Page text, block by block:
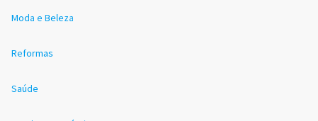
Moda e Beleza
Reformas
Saúde